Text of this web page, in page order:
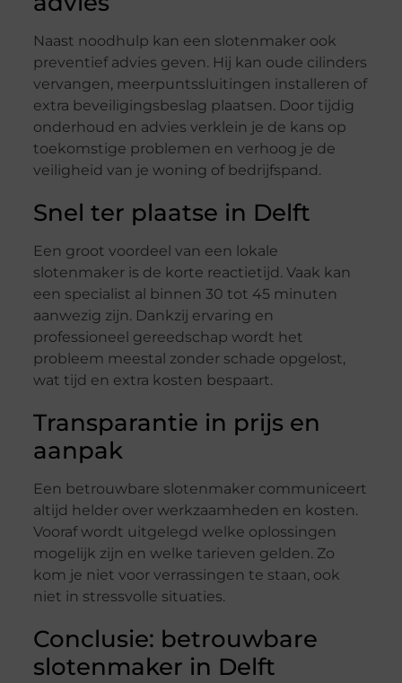
Naast noodhulp kan een slotenmaker ook
preventief advies geven. Hij kan oude cilinders
vervangen, meerpuntssluitingen installeren of
extra beveiligingsbeslag plaatsen. Door tijdig
onderhoud en advies verklein je de kans op
toekomstige problemen en verhoog je de
veiligheid van je woning of bedrijfspand.
Snel ter plaatse in Delft
Een groot voordeel van een lokale
slotenmaker is de korte reactietijd. Vaak kan
een specialist al binnen 30 tot 45 minuten
aanwezig zijn. Dankzij ervaring en
professioneel gereedschap wordt het
probleem meestal zonder schade opgelost,
wat tijd en extra kosten bespaart.
Transparantie in prijs en
aanpak
Een betrouwbare slotenmaker communiceert
altijd helder over werkzaamheden en kosten.
Vooraf wordt uitgelegd welke oplossingen
mogelijk zijn en welke tarieven gelden. Zo
kom je niet voor verrassingen te staan, ook
niet in stressvolle situaties.
Conclusie: betrouwbare
slotenmaker in Delft